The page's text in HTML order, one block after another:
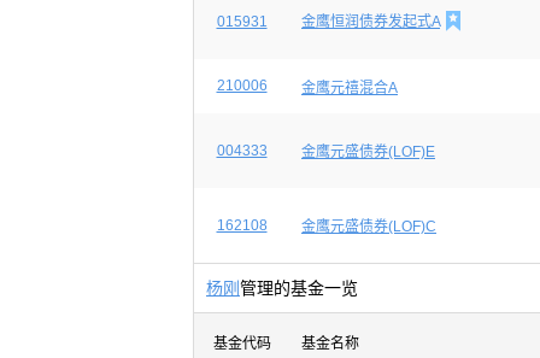
015931 金鹰恒润债券发起式A 
210006 金鹰元禧混合A
004333 金鹰元盛债券(LOF)E
162108 金鹰元盛债券(LOF)C
杨刚管理的基金一览
基金代码 基金名称